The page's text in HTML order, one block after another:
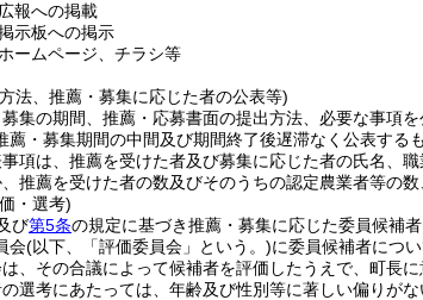
報への掲載
示板への掲示
ームページ、チラシ等
法、推薦・募集に応じた者の公表等)
集の期間、推薦・応募書面の提出方法、必要な事項
薦・募集期間の中間及び期間終了後遅滞なく公表する
項は、推薦を受けた者及び募集に応じた者の氏名、職
推薦を受けた者の数及びそのうちの認定農業者等の
・選考)
び第5条の規定に基づき推薦・募集に応じた委員候補
会(以下、「評価委員会」という。)に委員候補者につ
、その合議によって候補者を評価したうえで、町長に
選考にあたっては、年齢及び性別等に著しい偏りがな